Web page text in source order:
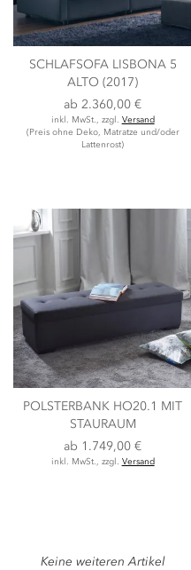
SCHLAFSOFA LISBONA 5
ALTO (2017)
ab2.360,00 €
inkl. MwSt., zzgl. Versand
(Preis ohne Deko, Matratze und/oder
Lattenrost)
POLSTERBANK HO20.1 MIT
STAURAUM
ab 1.749,00 €
inkl. MwSt., zzgl. Versand
Keine weiteren Artikel